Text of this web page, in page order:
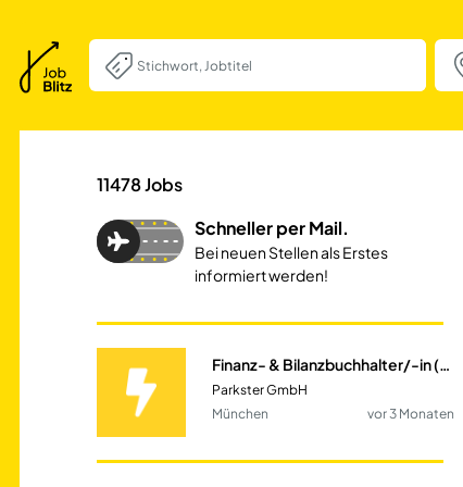
Finanz- &
11478Jobs
Schneller per Mail.
Bei neuen Stellen als Erstes
informiert werden!
Finanz- & Bilanzbuchhalter/-in (m/w/d)
Parkster GmbH
München
vor 3 Monaten